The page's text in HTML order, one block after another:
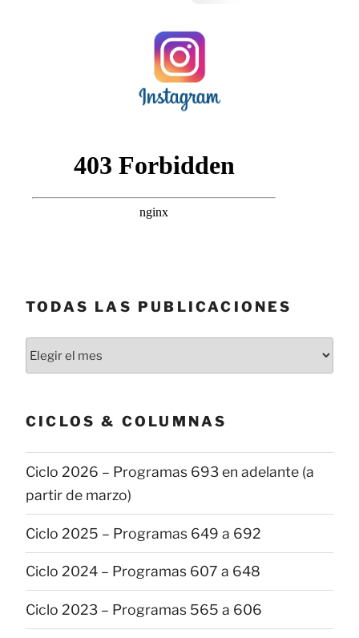
TODAS LAS PUBLICACIONES
Todas
las
CICLOS & COLUMNAS
Ciclo 2026 – Programas 693 en adelante (a
partir de marzo)
Ciclo 2025 – Programas 649 a 692
Ciclo 2024 – Programas 607 a 648
Ciclo 2023 – Programas 565 a 606